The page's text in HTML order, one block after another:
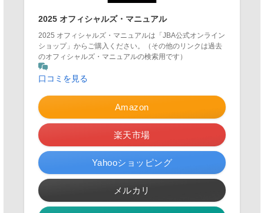
2025 オフィシャルズ・マニュアル
2025 オフィシャルズ・マニュアルは「JBA公式オンライン
ショップ」からご購入ください。（その他のリンクは過去
のオフィシャルズ・マニュアルの検索用です）
口コミを見る
Amazon
楽天市場
Yahooショッピング
メルカリ